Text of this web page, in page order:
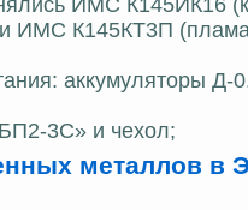
ИМС К145КТ3П
аккумуляторы Д-
3С» и чехол;
металлов в